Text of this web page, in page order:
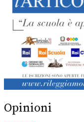
Opinioni